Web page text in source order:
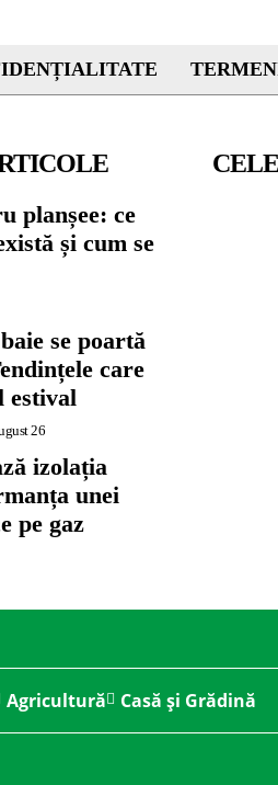
planșee: ce
și cum se
se poartă
care
estival
26
izolația
unei
pe gaz
Agricultură Casă și Grădină